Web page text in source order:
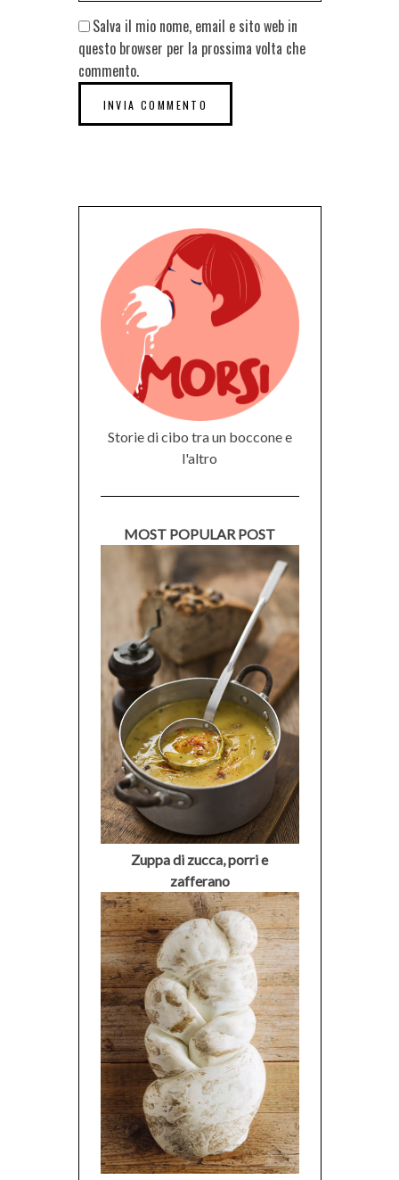
Salva il mio nome, email e sito web in
questo browser per la prossima volta che
commento.
Storie di cibo tra un boccone e
l'altro
MOST POPULAR POST
Zuppa di zucca, porri e
zafferano